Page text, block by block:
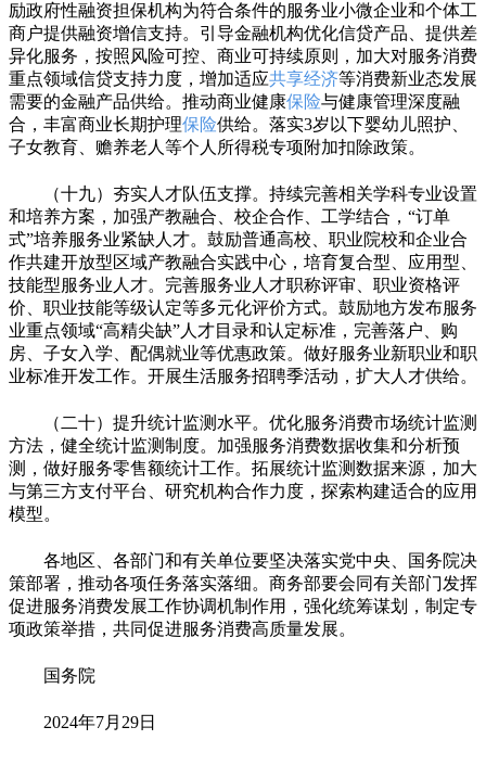
励政府性融资担保机构为符合条件的服务业小微企业和个体工
商户提供融资增信支持。引导金融机构优化信贷产品、提供差
异化服务，按照风险可控、商业可持续原则，加大对服务消费
重点领域信贷支持力度，增加适应共享经济等消费新业态发展
需要的金融产品供给。推动商业健康保险与健康管理深度融
合，丰富商业长期护理保险供给。落实3岁以下婴幼儿照护、
子女教育、赡养老人等个人所得税专项附加扣除政策。
（十九）夯实人才队伍支撑。持续完善相关学科专业设置
和培养方案，加强产教融合、校企合作、工学结合，“订单
式”培养服务业紧缺人才。鼓励普通高校、职业院校和企业合
作共建开放型区域产教融合实践中心，培育复合型、应用型、
技能型服务业人才。完善服务业人才职称评审、职业资格评
价、职业技能等级认定等多元化评价方式。鼓励地方发布服务
业重点领域“高精尖缺”人才目录和认定标准，完善落户、购
房、子女入学、配偶就业等优惠政策。做好服务业新职业和职
业标准开发工作。开展生活服务招聘季活动，扩大人才供给。
（二十）提升统计监测水平。优化服务消费市场统计监测
方法，健全统计监测制度。加强服务消费数据收集和分析预
测，做好服务零售额统计工作。拓展统计监测数据来源，加大
与第三方支付平台、研究机构合作力度，探索构建适合的应用
模型。
各地区、各部门和有关单位要坚决落实党中央、国务院决
策部署，推动各项任务落实落细。商务部要会同有关部门发挥
促进服务消费发展工作协调机制作用，强化统筹谋划，制定专
项政策举措，共同促进服务消费高质量发展。
国务院
2024年7月29日